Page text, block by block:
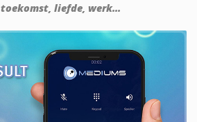
toekomst, liefde, werk...